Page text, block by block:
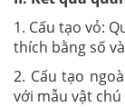
1. Cấu tạo vỏ:
thích bằng số
2. Cấu tạo
với mẫu vật